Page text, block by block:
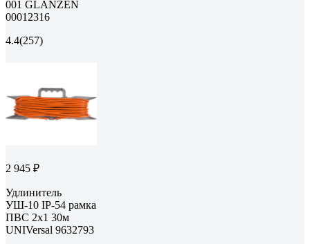
001 GLANZEN
00012316
4.4(257)
2 945 ₽
Удлинитель
УШ-10 IP-54 рамка
ПВС 2x1 30м
UNIVersal 9632793